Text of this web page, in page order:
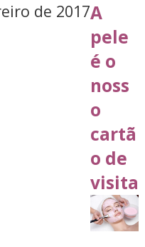
de 2017A
pele
é o
noss
o
cartã
o de
visita